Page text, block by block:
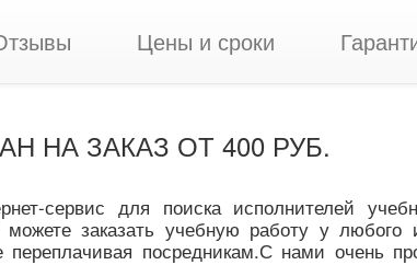
Цены и сроки
НА ЗАКАЗ ОТ 400 РУБ.
сервис для поиска исполнителей
заказать учебную работу у любого
переплачивая посредникам.С нами очень